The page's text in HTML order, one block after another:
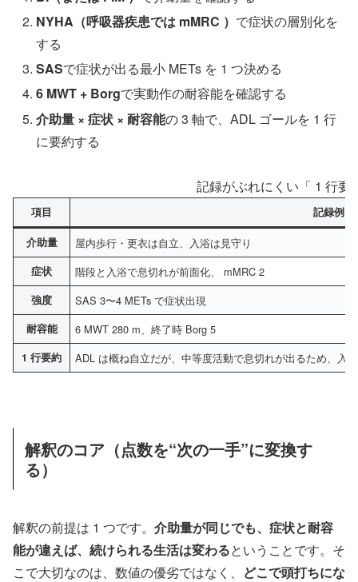
NYHA（呼吸器疾患では mMRC ） で症状の層別化を
する
SASで症状が出る最小 METs を 1 つ決める
6 MWT + Borgで実動作の耐容能を確認する
介助量 × 症状 × 耐容能の 3 軸で、ADL ゴールを 1 行
に要約する
記録がぶれにくい「 1 行要
項目 記録例
介助量 屋内歩行・更衣は自立、入浴は見守り
症状 階段と入浴で息切れが前面化、 mMRC 2
強度 SAS 3〜4 METs で症状出現
耐容能 6 MWT 280 m、終了時 Borg 5
1 行要約 ADL は概ね自立だが、中等度活動で息切れが出るため、入
解釈のコア（点数を“次の一手”に変換す
る）
解釈の前提は 1 つです。 介助量が同じでも、症状と耐容
能が違えば、続けられる生活は変わるということです。そ
こで大切なのは、数値の優劣ではなく、 どこで頭打ちにな